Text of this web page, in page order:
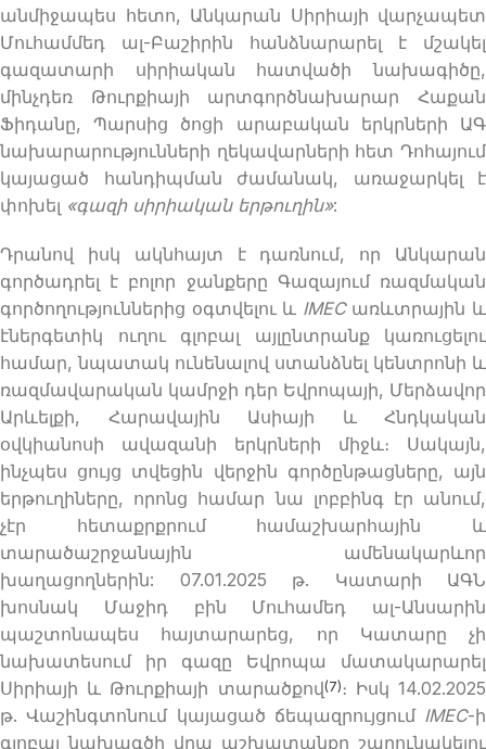
անմիջապես հետո, Անկարան Սիրիայի վարչապետ
Մուհամմեդ ալ-Բաշիրին հանձնարարել է մշակել
գազատարի սիրիական հատվածի նախագիծը,
մինչդեռ Թուրքիայի արտգործնախարար Հաքան
Ֆիդանը, Պարսից ծոցի արաբական երկրների ԱԳ
նախարարությունների ղեկավարների հետ Դոհայում
կայացած հանդիպման ժամանակ, առաջարկել է
փոխել «գազի սիրիական երթուղին»:
Դրանով իսկ ակնհայտ է դառնում, որ Անկարան
գործադրել է բոլոր ջանքերը Գազայում ռազմական
գործողություններից օգտվելու և IMECառևտրային և
էներգետիկ ուղու գլոբալ այլընտրանք կառուցելու
համար, նպատակ ունենալով ստանձնել կենտրոնի և
ռազմավարական կամրջի դեր Եվրոպայի, Մերձավոր
Արևելքի, Հարավային Ասիայի և Հնդկական
օվկիանոսի ավազանի երկրների միջև։ Սակայն,
ինչպես ցույց տվեցին վերջին գործընթացները, այն
երթուղիները, որոնց համար նա լոբբինգ էր անում,
չէր հետաքրքրում համաշխարհային և
տարածաշրջանային ամենակարևոր
խաղացողներին: 07.01.2025 թ. Կատարի ԱԳՆ
խոսնակ Մաջիդ բին Մուհամեդ ալ-Անսարին
պաշտոնապես հայտարարեց, որ Կատարը չի
նախատեսում իր գազը Եվրոպա մատակարարել
Սիրիայի և Թուրքիայի տարածքով(7) ։ Իսկ 14.02.2025
թ. Վաշինգտոնում կայացած ճեպազրույցում IMEC-ի
գլոբալ նախագծի վրա աշխատանքը շարունակելու